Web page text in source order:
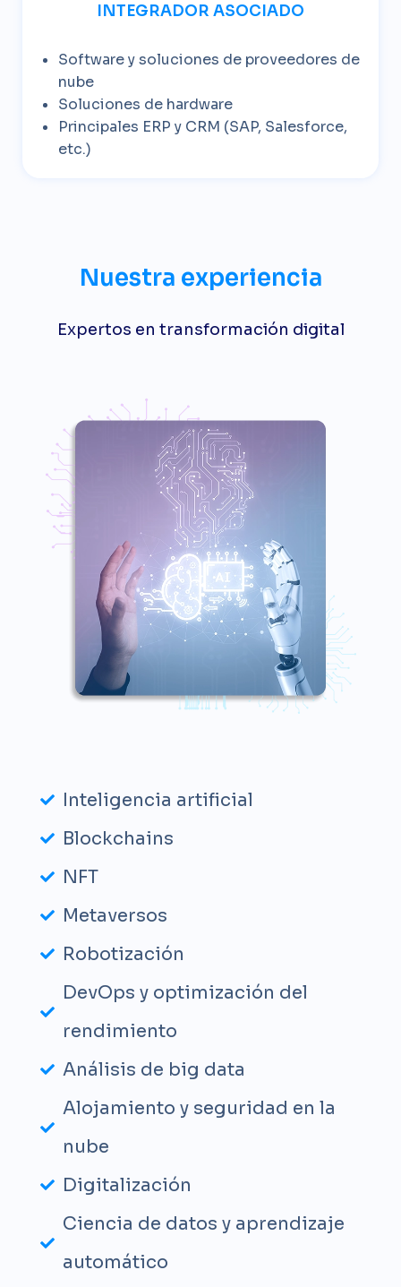
INTEGRADOR ASOCIADO
Software y soluciones de proveedores de
nube
Soluciones de hardware
Principales ERP y CRM (SAP, Salesforce,
etc.)
Nuestra experiencia
Expertos en transformación digital
Inteligencia artificial
Blockchains
NFT
Metaversos
Robotización
DevOps y optimización del
rendimiento
Análisis de big data
Alojamiento y seguridad en la
nube
Digitalización
Ciencia de datos y aprendizaje
automático